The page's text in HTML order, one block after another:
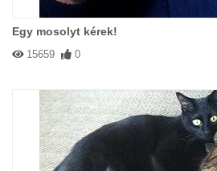
Egy mosolyt kérek!
15659 0